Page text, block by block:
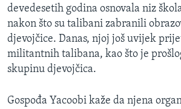
devedesetih godina osnovala niz
nakon što su talibani zabranili
djevojčice. Danas, njoj još uvijek
militantnih talibana, kao što je
skupinu djevojčica.
Gospođa Yacoobi kaže da njena